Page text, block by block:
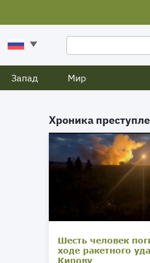
Запад Мир
Хроника
Шесть человек
ходе ракетного
Кирову